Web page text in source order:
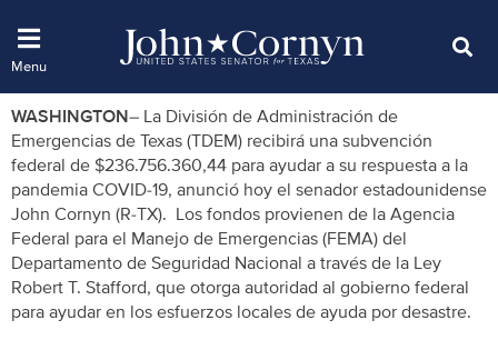
WASHINGTON– La División de Administración de
Emergencias de Texas (TDEM) recibirá una subvención
federal de $236.756.360,44 para ayudar a su respuesta a la
pandemia COVID-19, anunció hoy el senador estadounidense
John Cornyn (R-TX). Los fondos provienen de la Agencia
Federal para el Manejo de Emergencias (FEMA) del
Departamento de Seguridad Nacional a través de la Ley
Robert T. Stafford, que otorga autoridad al gobierno federal
para ayudar en los esfuerzos locales de ayuda por desastre.